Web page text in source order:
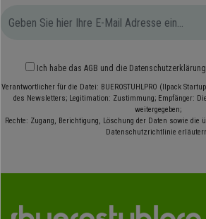
Ich habe das AGB und die Datenschutzerklärung
Verantwortlicher für die Datei: BUEROSTUHLPRO (Ilpack
des Newsletters; Legitimation: Zustimmung; Empfänger:
weitergegeben;
Rechte: Zugang, Berichtigung, Löschung der Daten sowie die
Datenschutzrichtlinie